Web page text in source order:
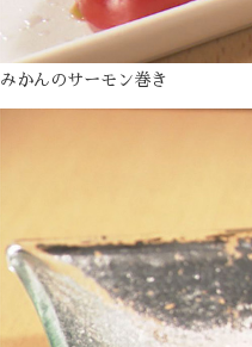
みかんのサーモン巻き